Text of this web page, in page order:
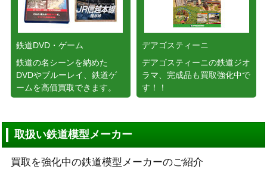
鉄道DVD・ゲーム
鉄道の名シーンを納めた
DVDやブルーレイ、鉄道ゲ
ームを高価買取できます。
デアゴスティーニ
デアゴスティーニの鉄道ジオ
ラマ、完成品も買取強化中で
す！！
取扱い鉄道模型メーカー
買取を強化中の鉄道模型メーカーのご紹介